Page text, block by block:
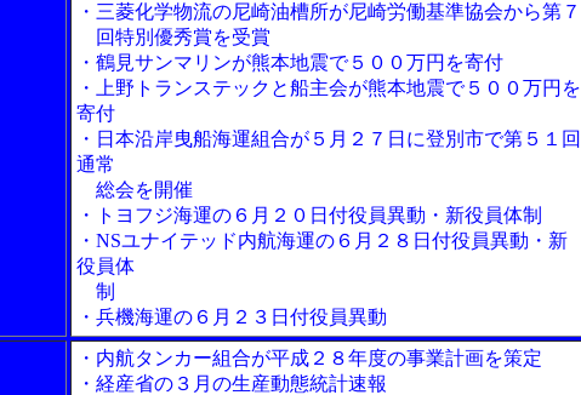
・三菱化学物流の尼崎油槽所が尼崎労働基準協会から第７
回特別優秀賞を受賞
・鶴見サンマリンが熊本地震で５００万円を寄付
・上野トランステックと船主会が熊本地震で５００万円を
寄付
・日本沿岸曳船海運組合が５月２７日に登別市で第５１回
通常
総会を開催
・トヨフジ海運の６月２０日付役員異動・新役員体制
・NSユナイテッド内航海運の６月２８日付役員異動・新
役員体
制
・兵機海運の６月２３日付役員異動
・内航タンカー組合が平成２８年度の事業計画を策定
・経産省の３月の生産動態統計速報